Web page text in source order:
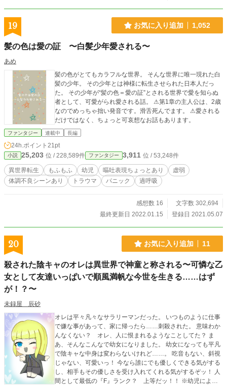
19 お気に入り追加 1,052
髪の色は愛の証 〜白髪少年愛される〜
あめ
髪の色がとてもカラフルな世界。 そんな世界に唯一現れた白
髪の少年。 その少年とは神様に転生させられた日本人だっ
た。 その少年が“髪の色＝愛の証”とされる世界で愛を知らぬ
者として、可愛がられ愛される話。 ⚠第1章の主人公は、2歳
なのでめっちゃ拙い発音です。滑舌死んでます。 ⚠愛される
だけではなく、ちょっと可哀想なお話もあります。
ファンタジー 連載中 長編
24h.ポイント 21pt
小説 25,203 位 / 228,589件 ファンタジー 3,911 位 / 53,248件
異世界転生 もふもふ 幼児 嘔吐表現ちょっとあり
虚弱
体調不良シーンあり
トラウマ パニック 過呼吸
感想数 16
文字数 302,694
最終更新日 2022.01.15
登録日 2021.05.07
20 お気に入り追加 11
殺された陰キャのオレは異世界で神童と称される〜可憐な乙
女として友達いっぱいで順風満帆な今世を生きる……はず
が！？〜
未録屋 辰砂
オレは平々凡々なサラリーマンだった。 いつものように仕事
で嫌な事があって、家に帰ったら……刺殺された。 意味わか
んなくない？ オレ、人に恨まれるようなことしてた？ ま
あ、そんなこんなで幼女になりました。 幼女になっても平凡
で陰キャな中身は変わらないけれど……。 吃音もない、斜視
じゃない、可愛いっ！ 今なら誰にでも優しくできる気がする
し、相手もその優しさを受け入れてくれる気がするぞッ！ 人
間として最低の『F』ランク？ 上等だッ！！ ※幼児によっ